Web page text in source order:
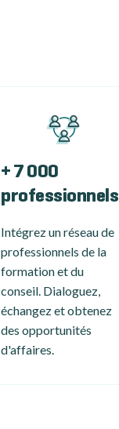
+ 7 000
professionnels
Intégrez un réseau de
professionnels de la
formation et du
conseil. Dialoguez,
échangez et obtenez
des opportunités
d'affaires.